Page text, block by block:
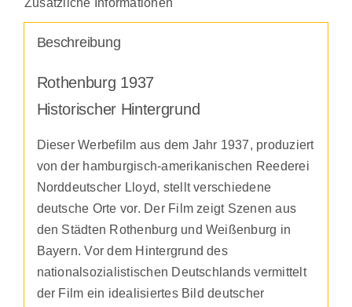
Beschreibung
Rothenburg 1937
Historischer Hintergrund
Dieser Werbefilm aus dem Jahr 1937, produziert
von der hamburgisch-amerikanischen Reederei
Norddeutscher Lloyd, stellt verschiedene
deutsche Orte vor. Der Film zeigt Szenen aus
den Städten Rothenburg und Weißenburg in
Bayern. Vor dem Hintergrund des
nationalsozialistischen Deutschlands vermittelt
der Film ein idealisiertes Bild deutscher